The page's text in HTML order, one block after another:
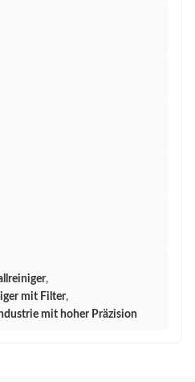
,
mit Filter,
mit hoher Präzision